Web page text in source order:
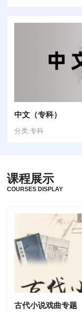
中文（专科）
分类:专科
课程展示
COURSES DISPLAY
古代小说戏曲专题